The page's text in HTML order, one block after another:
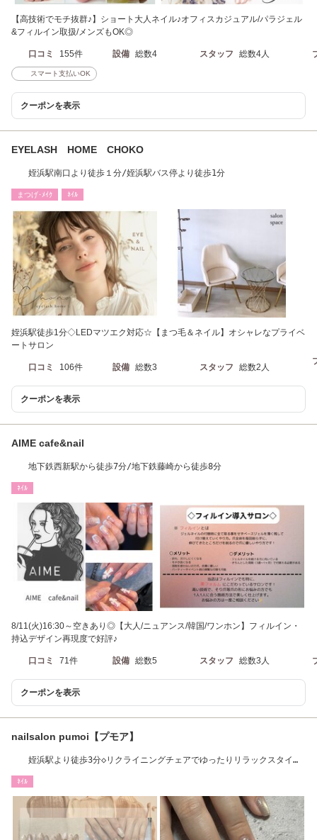
【高技術でモチ抜群♪】ショート大人ネイル♪オフィスカジュアル/パラジェル
&フィルイン取扱/メンズもOK◎
口コミ 155件 設備 総数4 スタッフ 総数4人
スマート支払いOK
クーポンを表示
EYELASH HOME CHOKO
姪浜駅南口より徒歩１分/姪浜駅バス停より徒歩1分
まつげ･ﾒｲｸ ﾈｲﾙ
姪浜駅徒歩1分◇LEDマツエク対応☆【まつ毛＆ネイル】オシャレなプライベ
ートサロン
口コミ 106件 設備 総数3 スタッフ 総数2人
クーポンを表示
AIME cafe&nail
地下鉄西新駅から徒歩7分/地下鉄藤崎から徒歩8分
ﾈｲﾙ
8/11(火)16:30～空きあり◎【大人/ニュアンス/韓国/ワンホン】フィルイン・
持込デザイン再現度で好評♪
口コミ 71件 設備 総数5 スタッフ 総数3人
クーポンを表示
nailsalon pumoi【プモア】
姪浜駅より徒歩3分◇リクライニングチェアでゆったりリラックスタイム
ﾈｲﾙ